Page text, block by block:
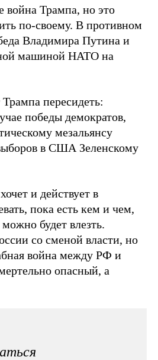
война Трампа, но это
по-своему. В противном
Владимира Путина и
машиной НАТО на
пересидеть:
победы демократов,
мезальянсу
в США Зеленскому
и действует в
пока есть кем и чем,
будет влезть.
со сменой власти, но
война между РФ и
опасный, а